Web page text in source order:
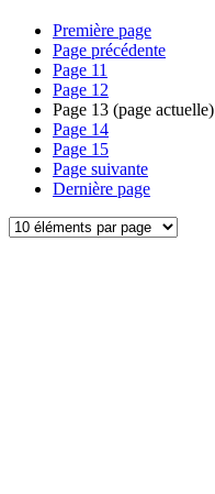
Première page
Page précédente
Page 11
Page 12
Page 13 (page actuelle)
Page 14
Page 15
Page suivante
Dernière page